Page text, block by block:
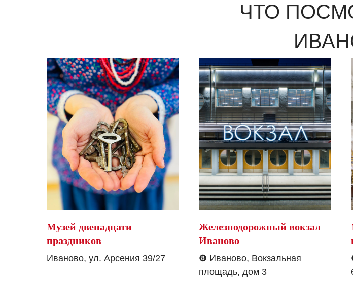
ЧТО
Музей двенадцати
праздников
Иваново, ул. Арсения 39/27
Железнодорожный вокзал
Иваново
❽ Иваново, Вокзальная
площадь, дом 3